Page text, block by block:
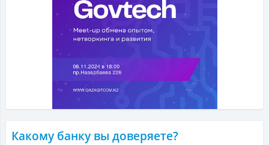
Какому банку вы доверяете?